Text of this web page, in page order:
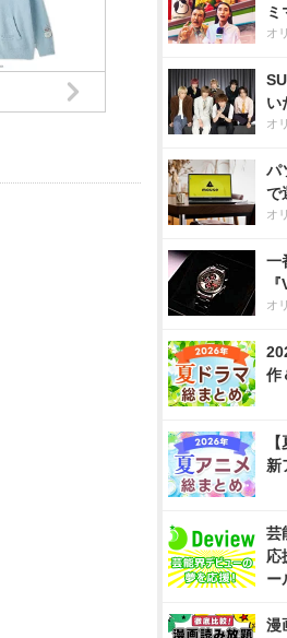
オ
い
オ
パ
で
オ
一
オ
作
新
芸
応
ー
漫